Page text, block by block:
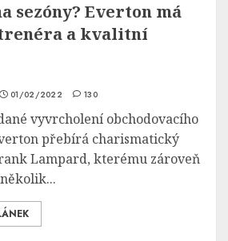
sezóny? Everton má
a kvalitní
01/02/2022 130
vyvrcholení obchodovacího
přebírá charismatický
Lampard, kterému zároveň